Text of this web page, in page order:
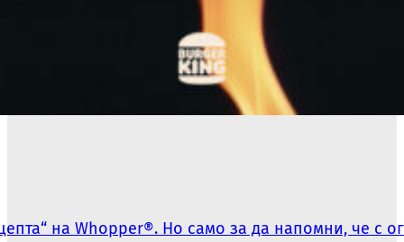
на Whopper®. Но само за да напомни, че с